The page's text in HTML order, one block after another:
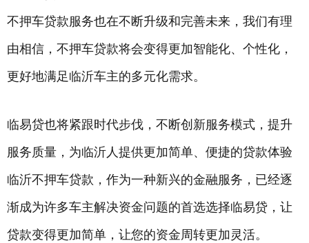
不押车贷款服务也在不断升级和完善未来，我们有理
由相信，不押车贷款将会变得更加智能化、个性化，
更好地满足临沂车主的多元化需求。
临易贷也将紧跟时代步伐，不断创新服务模式，提升
服务质量，为临沂人提供更加简单、便捷的贷款体验
临沂不押车贷款，作为一种新兴的金融服务，已经逐
渐成为许多车主解决资金问题的首选选择临易贷，让
贷款变得更加简单，让您的资金周转更加灵活。